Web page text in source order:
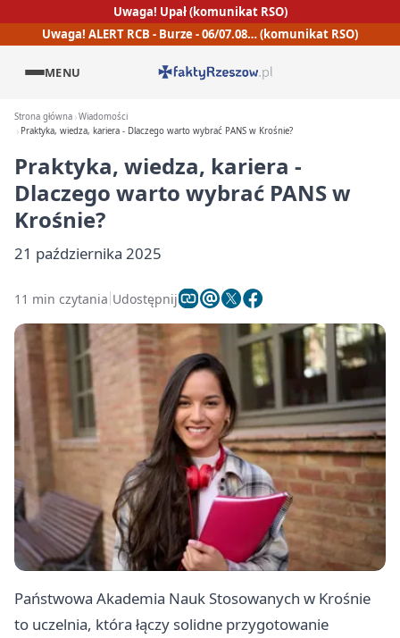
Uwaga! Upał (komunikat RSO)
Uwaga! ALERT RCB - Burze - 06/07.08… (komunikat RSO)
MENU
Strona główna Wiadomości
Praktyka, wiedza, kariera - Dlaczego warto wybrać PANS w Krośnie?
Praktyka, wiedza, kariera -
Dlaczego warto wybrać PANS w
Krośnie?
21 października 2025
11 min czytania Udostępnij
Państwowa Akademia Nauk Stosowanych w Krośnie
to uczelnia, która łączy solidne przygotowanie